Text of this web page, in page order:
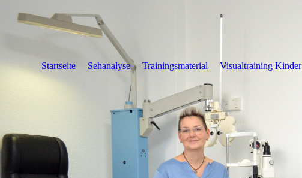
Startseite Sehanalyse Trainingsmaterial Visualtraining Kinder